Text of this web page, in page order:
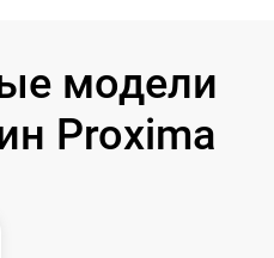
модели
Proxima